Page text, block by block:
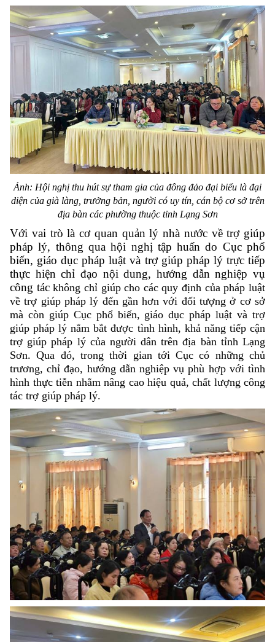
Ảnh: Hội nghị thu hút sự tham gia của đông đảo đại biểu là đại
diện của già làng, trưởng bản, người có uy tín, cán bộ cơ sở trên
địa bàn các phường thuộc tỉnh Lạng Sơn
Với vai trò là cơ quan quản lý nhà nước về trợ giúp
pháp lý, thông qua hội nghị tập huấn do Cục phổ
biến, giáo dục pháp luật và trợ giúp pháp lý trực tiếp
thực hiện chỉ đạo nội dung, hướng dẫn nghiệp vụ
công táckhông chỉ giúp cho các quy định của pháp luật
về trợ giúp pháp lý đến gần hơn với đối tượng ở cơ sở
mà còn giúp Cục phổ biến, giáo dục pháp luật và trợ
giúp pháp lý nắm bắt được tình hình, khả năng tiếp cận
trợ giúp pháp lý của người dân trên địa bàn tỉnh Lạng
Sơn. Qua đó, trong thời gian tới Cục có những chủ
trương, chỉ đạo, hướng dẫn nghiệp vụ phù hợp với tình
hình thực tiễn nhằm nâng cao hiệu quả, chất lượng công
tác trợ giúp pháp lý.